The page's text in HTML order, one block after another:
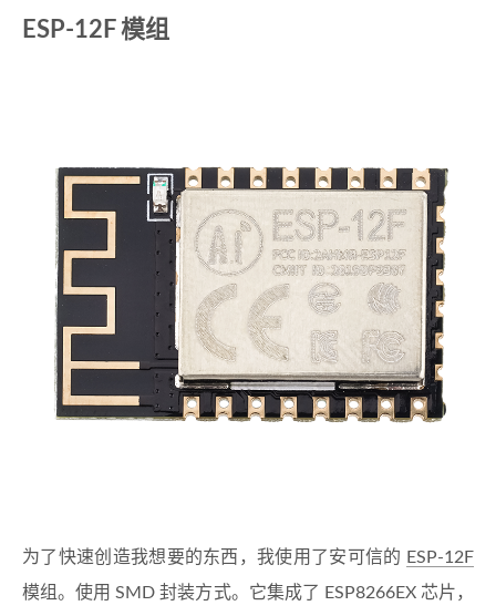
ESP-12F 模组
为了快速创造我想要的东西，我使用了安可信的 ESP-12F
模组。使用 SMD 封装方式。它集成了 ESP8266EX 芯片，